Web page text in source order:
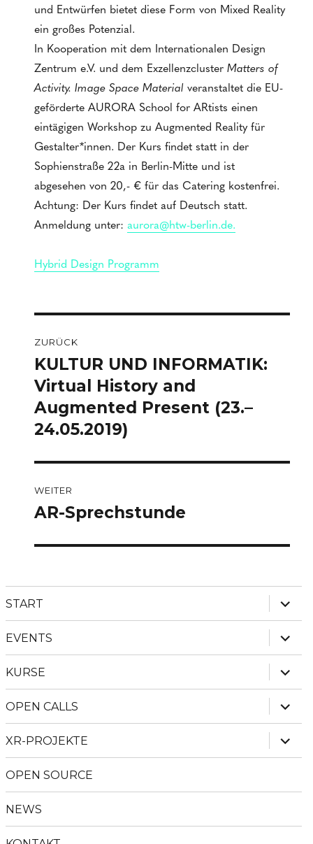
und Entwürfen bietet diese Form von Mixed Reality
ein großes Potenzial.
In Kooperation mit dem Internationalen Design
Zentrum e.V. und dem ExzellenzclusterMatters of
Activity. Image Space Materialveranstaltet die EU-
geförderte AURORA School for ARtists einen
eintägigen Workshop zu Augmented Reality für
Gestalter*innen. Der Kurs findet statt in der
Sophienstraße 22a in Berlin-Mitte und ist
abgesehen von 20,- € für das Catering kostenfrei.
Achtung: Der Kurs findet auf Deutsch statt.
Anmeldung unter:aurora@htw-berlin.de.
Hybrid Design Programm
ZURÜCK
Vorheriger
Beitrag:
KULTUR UND INFORMATIK:
Virtual History and
Augmented Present (23.–
24.05.2019)
WEITER
Nächster
AR-Sprechstunde
START
EVENTS
KURSE
OPEN CALLS
XR-PROJEKTE
OPEN SOURCE
NEWS